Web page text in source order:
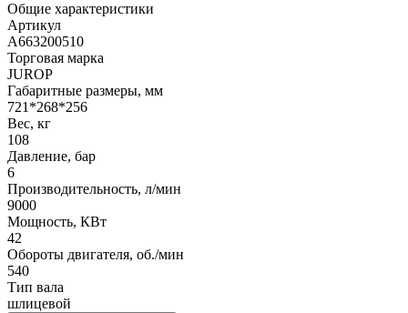
Общие характеристики
Артикул
A663200510
Торговая марка
JUROP
Габаритные размеры, мм
721*268*256
Вес, кг
108
Давление, бар
6
Производительность, л/мин
9000
Мощность, КВт
42
Обороты двигателя, об./мин
540
Тип вала
шлицевой